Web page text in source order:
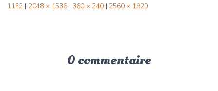
1152 | 2048 × 1536 | 360 × 240 | 2560 × 1920
0 commentaire